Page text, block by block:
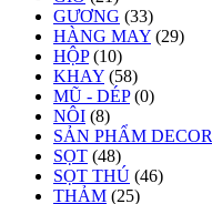
GƯƠNG (33)
HÀNG MAY (29)
HỘP (10)
KHAY (58)
MŨ - DÉP (0)
NÔI (8)
SẢN PHẨM DECOR
SỌT (48)
SỌT THÚ (46)
THẢM (25)